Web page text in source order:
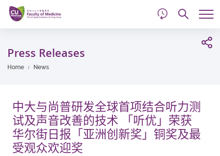
Skip
main
content
Press Releases
Home News
中大与尚普研发全球首项结合听力测
试及声音改善的技术 「听优」荣获
华尔街日报「亚洲创新奖」铜奖及最
受观众欢迎奖